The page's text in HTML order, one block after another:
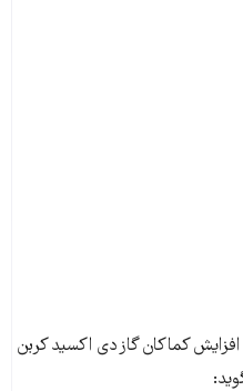
افزایش کماکان گاز دی اکسید کربن